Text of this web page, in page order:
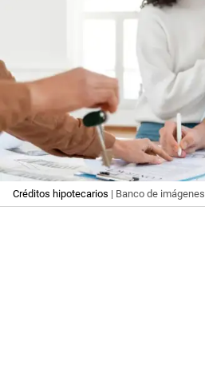
Créditos hipotecarios | Banco de imágenes